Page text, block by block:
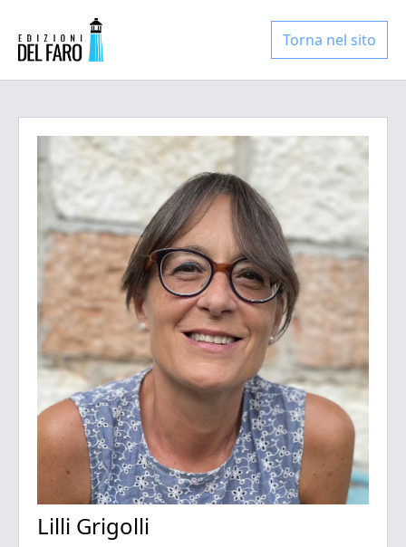
Torna nel sito
Lilli Grigolli